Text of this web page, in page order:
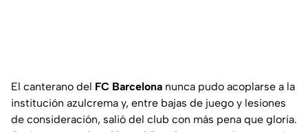
El canterano del FC Barcelona nunca pudo acoplarse a la
institución azulcrema y, entre bajas de juego y lesiones
de consideración, salió del club con más pena que gloria.